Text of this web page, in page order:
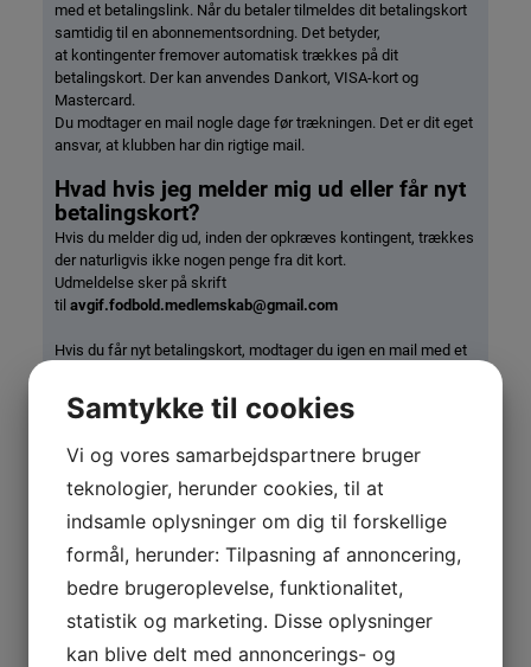
med et betalingslink. Når du betaler tilmeldes dit betalingskort
samtidig til en abonnementsordning. Det betyder,
at kontingenter fremover automatisk trækkes på dit
betalingskort. Der kan anvendes Dankort, VISA-kort og
Mastercard.
Du modtager en mail nogle dage før trækningen. Det er dit eget
ansvar, at klubben har din rigtige mail.
Hvad hvis jeg melder mig ud eller får nyt
betalingskort?
Hvis du melder dig ud, inden der opkræves kontingent, trækkes
der naturligvis ikke nogen penge fra dit kort.
Udmeldelse sker på skrift
til avgif.fodbold.medlemskab@gmail.com
Hvis du får nyt betalingskort, modtager du igen en mail med et
automatisk abonnementsordningen.
Er det sikkert?
Ja, dine kortoplysninger modtager hverken Almind/Viuf GIF
eller DBU. De behandles fortroligt og sikkert af QuickPay og
Nets, der står bag betalingsløsningerne.
Kan jeg undgå abonnementsbetaling?
Nej, bestyrelsen har besluttet, at alle medlemmer betaler via
abonnementsordning. Det valg er truffet for at minimere den
tid, man ellers skal bruge på at rykke folk for betaling. Husk på,
Samtykke til cookies
Vi og vores samarbejdspartnere bruger
teknologier, herunder cookies, til at
indsamle oplysninger om dig til forskellige
formål, herunder: Tilpasning af annoncering,
bedre brugeroplevelse, funktionalitet,
statistik og marketing. Disse oplysninger
kan blive delt med annoncerings- og